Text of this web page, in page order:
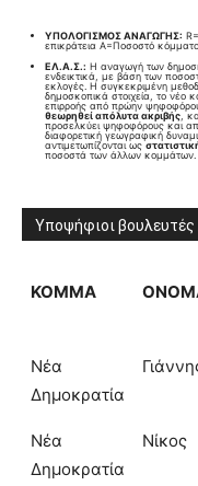
ΥΠΟΛΟΓΙΣΜΟΣ ΑΝΑΓΩΓΗΣ:
επικράτεια A=Ποσοστό
ΕΛ.Α.Σ.: Η αναγωγή των
ενδεικτικά, με βάση των
εκλογές. Η συγκεκριμένη
δημοσκοπικά στοιχεία, το νέο
επιρροής από πρώην
θεωρηθεί απόλυτα ακριβής ,
προσελκύει ψηφοφόρους και
διαφορετική γεωγραφική
αντιμετωπίζονται ως
ποσοστά των άλλων κομμάτων.
Υποψήφιοι βουλευτές
ΚΟΜΜΑ
Νέα
Δημοκρατία
Νέα
Δημοκρατία
Νίκος